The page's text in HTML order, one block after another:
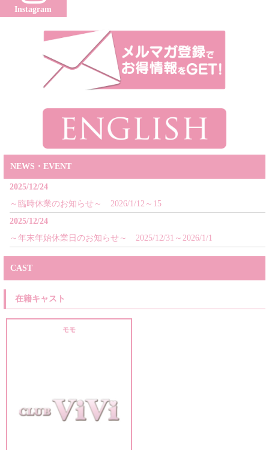
Instagram
NEWS・EVENT
2025/12/24
～臨時休業のお知らせ～ 2026/1/12～15
2025/12/24
～年末年始休業日のお知らせ～ 2025/12/31～2026/1/1
CAST
在籍キャスト
モモ